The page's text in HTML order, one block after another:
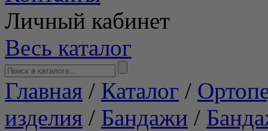
Личный кабинет
Весь каталог
Главная / Каталог /
изделия / Бандажи /